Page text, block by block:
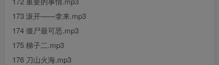
173 滚开——拿来.mp3
174 僵尸最可恶.mp3
175 梯子二.mp3
176 刀山火海.mp3